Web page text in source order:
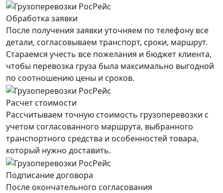
Обработка заявки
После получения заявки уточняем по телефону все
детали, согласовываем транспорт, сроки, маршрут.
Стараемся учесть все пожелания и бюджет клиента,
чтобы перевозка груза была максимально выгодной
по соотношению цены и сроков.
Расчет стоимости
Рассчитываем точную стоимость грузоперевозки с
учетом согласованного маршрута, выбранного
транспортного средства и особенностей товара,
который нужно доставить.
Подписание договора
После окончательного согласования